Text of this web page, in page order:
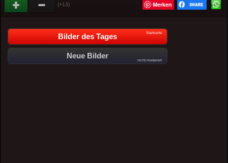
(+13) Merken
Bilder des Tages Startseite
Neue Bilder
nicht moderiert